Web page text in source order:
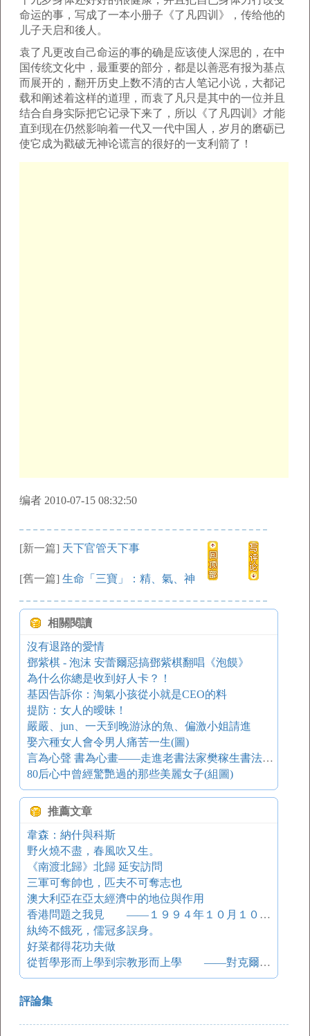
命运的事，写成了一本小册子《了凡四训》，传给他的
儿子天启和後人。
袁了凡更改自己命运的事的确是应该使人深思的，在中
国传统文化中，最重要的部分，都是以善恶有报为基点
而展开的，翻开历史上数不清的古人笔记小说，大都记
载和阐述着这样的道理，而袁了凡只是其中的一位并且
结合自身实际把它记录下来了，所以《了凡四训》才能
直到现在仍然影响着一代又一代中国人，岁月的磨砺已
使它成为戳破无神论谎言的很好的一支利箭了！
编者 2010-07-15 08:32:50
[新一篇] 天下官管天下事
[舊一篇] 生命「三寶」：精、氣、神
相關閱讀
沒有退路的愛情
鄧紫棋 - 泡沫 安蕾爾惡搞鄧紫棋翻唱《泡饃》
為什么你總是收到好人卡？！
基因告訴你：淘氣小孩從小就是CEO的料
提防：女人的曖昧！
嚴嚴、jun、一天到晚游泳的魚、偏激小姐請進
娶六種女人會令男人痛苦一生(圖)
言為心聲 書為心畫——走進老書法家樊稼生書法世界
80后心中曾經驚艷過的那些美麗女子(組圖)
推薦文章
韋森：納什與科斯
野火燒不盡，春風吹又生。
《南渡北歸》北歸 延安訪問
三軍可奪帥也，匹夫不可奪志也
澳大利亞在亞太經濟中的地位與作用
香港問題之我見 ——１９９４年１０月１０日在中國社會科學院歐洲所的演講詞
紈绔不餓死，儒冠多誤身。
好菜都得花功夫做
從哲學形而上學到宗教形而上學 ——對克爾凱郭爾兩部假名作品的解讀
評論集